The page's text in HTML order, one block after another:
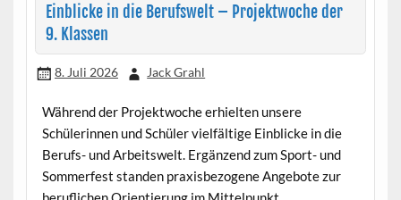
Einblicke in die Berufswelt – Projektwoche der
9. Klassen
8. Juli 2026 Jack Grahl
Während der Projektwoche erhielten unsere
Schülerinnen und Schüler vielfältige Einblicke in die
Berufs- und Arbeitswelt. Ergänzend zum Sport- und
Sommerfest standen praxisbezogene Angebote zur